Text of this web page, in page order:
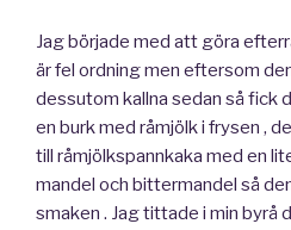
Jag började med att göra
är fel ordning men eftersom
dessutom kallna sedan så fick
en burk med råmjölk i frysen ,
till råmjölkspannkaka med en
mandel och bittermandel så
smaken . Jag tittade i min byrå